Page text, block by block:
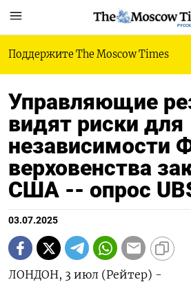
Поддержите The Moscow Times
Управляющие
видят риски для
независимости
верховенства
США -- опрос
03.07.2025
ЛОНДОН, 3 июл (Рейтер) -